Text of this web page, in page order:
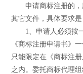
申请商标注册的，
其它文件，具体要求是
1、申请人必须按一
《商标注册申请书》
只能限定在《商标注
之内。委托商标代理